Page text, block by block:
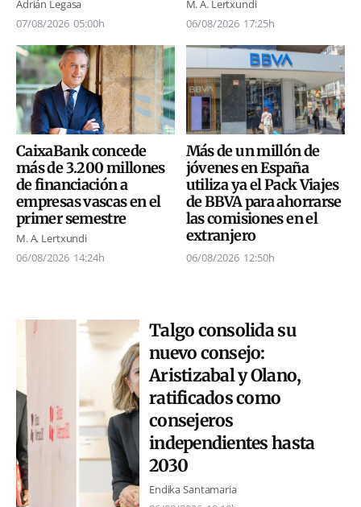
Adrián Legasa
07/08/2026 05:00h
M. A. Lertxundi
06/08/2026 17:25h
CaixaBank concede
más de 3.200 millones
de financiación a
empresas vascas en el
primer semestre
M. A. Lertxundi
06/08/2026 14:24h
Más de un millón de
jóvenes en España
utiliza ya el Pack Viajes
de BBVA para ahorrarse
las comisiones en el
extranjero
06/08/2026 12:50h
Talgo consolida su
nuevo consejo:
Aristizabal y Olano,
ratificados como
consejeros
independientes hasta
2030
Endika Santamaria